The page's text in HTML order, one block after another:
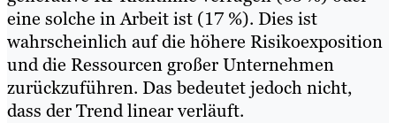
eine solche in Arbeit ist (17 %). Dies ist
wahrscheinlich auf die höhere Risikoexposition
und die Ressourcen großer Unternehmen
zurückzuführen. Das bedeutet jedoch nicht,
dass der Trend linear verläuft.